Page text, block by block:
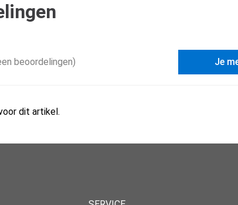
beoordelingen) Je
dit artikel.